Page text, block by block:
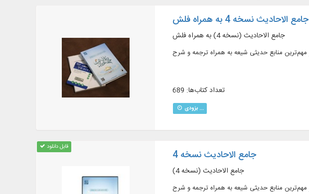
جامع الاحادیث نسخه 4 به همراه فلش
جامع الاحادیث (نسخه 4) به همراه فلش
تعداد کتاب‌ها: 689
بزودی ...
قابل دانلود
جامع الاحادیث نسخه 4
جامع الاحادیث (نسخه 4)